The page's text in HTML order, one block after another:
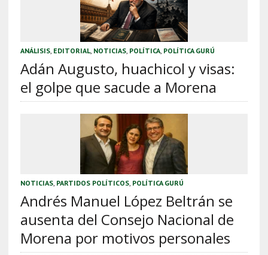
ANÁLISIS, EDITORIAL, NOTICIAS, POLÍTICA, POLÍTICA GURÚ
Adán Augusto, huachicol y visas:
el golpe que sacude a Morena
NOTICIAS, PARTIDOS POLÍTICOS, POLÍTICA GURÚ
Andrés Manuel López Beltrán se
ausenta del Consejo Nacional de
Morena por motivos personales